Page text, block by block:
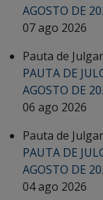
AGOSTO DE
07 ago 2026
Pauta de
PAUTA DE
AGOSTO DE
06 ago 2026
Pauta de
PAUTA DE
AGOSTO DE
04 ago 2026